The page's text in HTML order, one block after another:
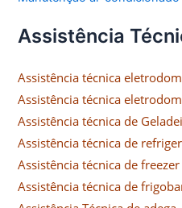
Assistência
Assistência técnica
Assistência técnica
Assistência técnica de
Assistência técnica de
Assistência técnica de freezer
Assistência técnica de